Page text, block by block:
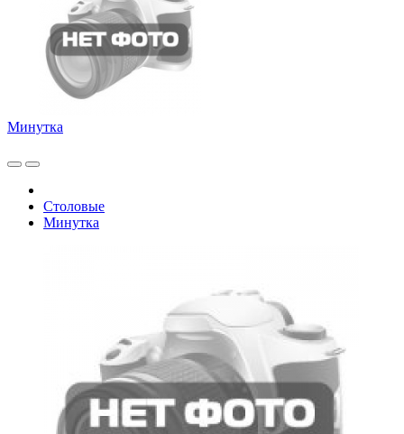
Минутка
Столовые
Минутка